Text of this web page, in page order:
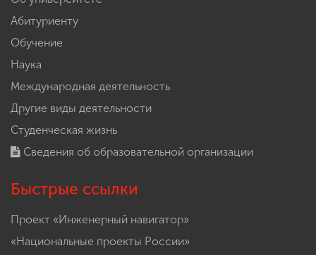
Абитуриенту
Обучение
Наука
Международная деятельность
Другие виды деятельности
Студенческая жизнь
Сведения об образовательной организации
Быстрые ссылки
Проект «Инженерный навигатор»
«Национальные проекты России»